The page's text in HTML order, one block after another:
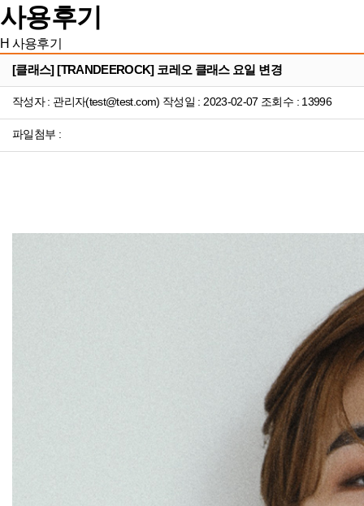
사용후기
H 사용후기
[클래스] [TRANDEEROCK] 코레오 클래스 요일 변경
작성자 : 관리자(test@test.com) 작성일 : 2023-02-07 조회수 : 13996
파일첨부 :